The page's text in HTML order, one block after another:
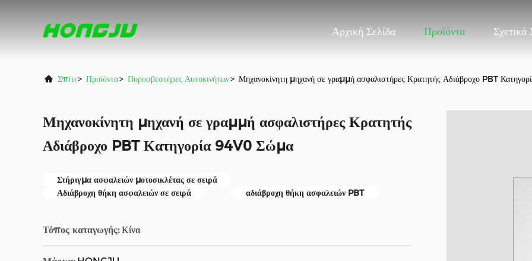
Αρχική Σελίδα Προϊόντα
Σπίτι> Προϊόντα> Πυροσβεστήρες Αυτοκινήτων> Μηχανοκίνητη μηχανή σε γραμμή ασφαλιστήρες Κρατητής Αδιάβροχο PBT
Μηχανοκίνητη μηχανή σε γραμμή ασφαλιστήρες Κρατητής
Αδιάβροχο PBT Κατηγορία 94V0 Σώμα
Στήριγμα ασφαλειών μοτοσικλέτας σε σειρά
Αδιάβροχη θήκη ασφαλειών σε σειρά
αδιάβροχη θήκη ασφαλειών PBT
Τόπος καταγωγής: Κίνα